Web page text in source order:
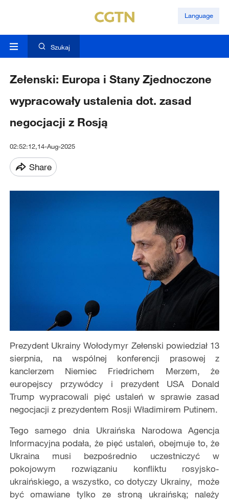
Language
Szukaj
Zełenski: Europa i Stany Zjednoczone
wypracowały ustalenia dot. zasad
negocjacji z Rosją
02:52:12,14-Aug-2025
Share
Prezydent Ukrainy Wołodymyr Zełenski powiedział 13
sierpnia, na wspólnej konferencji prasowej z
kanclerzem Niemiec Friedrichem Merzem, że
europejscy przywódcy i prezydent USA Donald
Trump wypracowali pięć ustaleń w sprawie zasad
negocjacji z prezydentem Rosji Władimirem Putinem.
Tego samego dnia Ukraińska Narodowa Agencja
Informacyjna podała, że pięć ustaleń, obejmuje to, że
Ukraina musi bezpośrednio uczestniczyć w
pokojowym rozwiązaniu konfliktu rosyjsko-
ukraińskiego, a wszystko, co dotyczy Ukrainy, może
być omawiane tylko ze stroną ukraińską; należy